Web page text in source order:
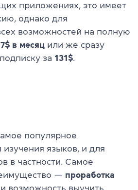
приложениях, это имеет
однако для
возможностей на полную
в месяц или же сразу
за 131$.
популярное
языков, и для
в частности. Самое
— проработка
и возможность выучить